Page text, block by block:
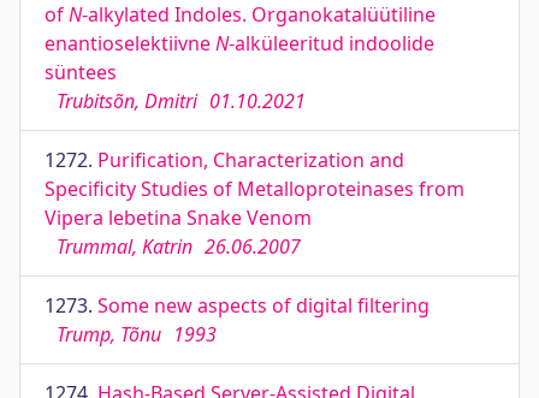
ofN-alkylated Indoles. Organokatalüütiline
enantioselektiivneN-alküleeritud indoolide
süntees
Trubitsõn, Dmitri 01.10.2021
1272. Purification, Characterization and
Specificity Studies of Metalloproteinases from
Vipera lebetina Snake Venom
Trummal, Katrin 26.06.2007
1273. Some new aspects of digital filtering
Trump, Tõnu 1993